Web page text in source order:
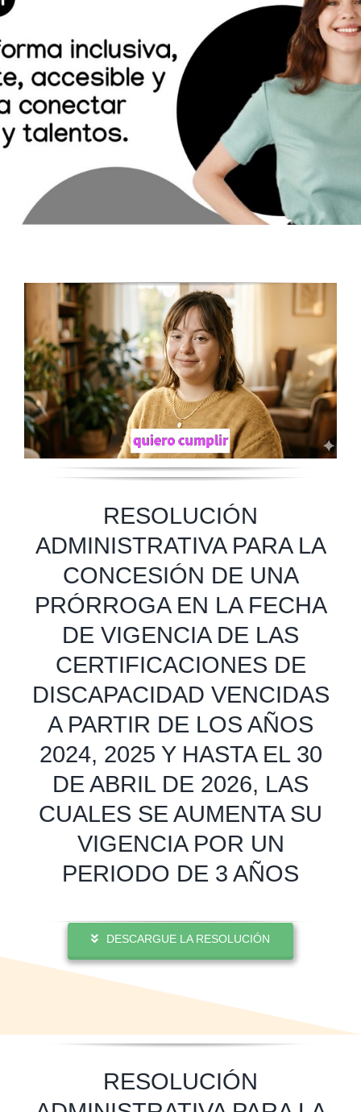
RESOLUCIÓN
ADMINISTRATIVA PARA LA
CONCESIÓN DE UNA
PRÓRROGA EN LA FECHA
DE VIGENCIA DE LAS
CERTIFICACIONES DE
DISCAPACIDAD VENCIDAS
A PARTIR DE LOS AÑOS
2024, 2025 Y HASTA EL 30
DE ABRIL DE 2026, LAS
CUALES SE AUMENTA SU
VIGENCIA POR UN
PERIODO DE 3 AÑOS
DESCARGUE LA RESOLUCIÓN
RESOLUCIÓN